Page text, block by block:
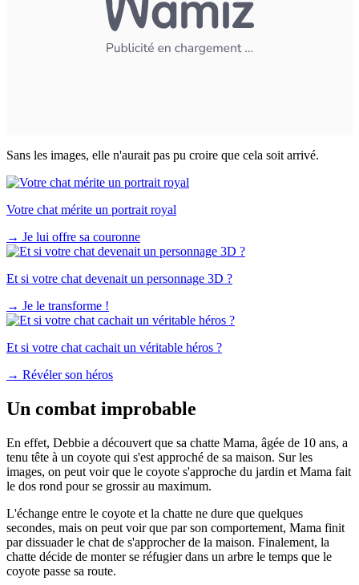
Sans les images, elle n'aurait pas pu croire que cela soit arrivé.
Votre chat mérite un portrait royal
→ Je lui offre sa couronne
Et si votre chat devenait un personnage 3D ?
→ Je le transforme !
Et si votre chat cachait un véritable héros ?
→ Révéler son héros
Un combat improbable
En effet, Debbie a découvert que sa chatte Mama, âgée de 10 ans, a
tenu tête à un coyote qui s'est approché de sa maison. Sur les
images, on peut voir que le coyote s'approche du jardin et Mama fait
le dos rond pour se grossir au maximum.
L'échange entre le coyote et la chatte ne dure que quelques
secondes, mais on peut voir que par son comportement, Mama finit
par dissuader le chat de s'approcher de la maison. Finalement, la
chatte décide de monter se réfugier dans un arbre le temps que le
coyote passe sa route.